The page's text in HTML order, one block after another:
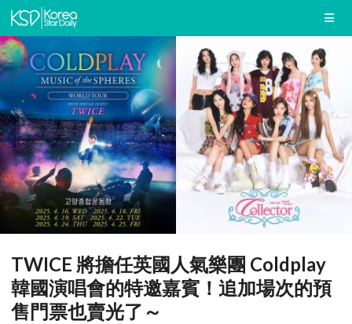
TWICE 將擔任英國人氣樂團 Coldplay
韓國演唱會的特邀嘉賓！追加場次的預
售門票也賣光了～